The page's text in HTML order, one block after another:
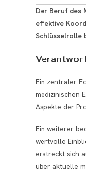
Der Beruf des
effektive
Schlüsselrolle
Ein zentraler
medizinischen
Aspekte der
Ein weiterer
wertvolle
erstreckt sich
über aktuelle